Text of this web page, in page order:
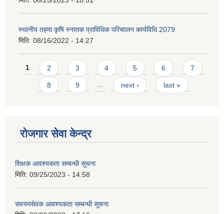
स्थानीय तहमा कृषि स्नातक प्राविधिक परिचालन कार्यविधि 2079
मिति: 08/16/2022 - 14:27
Pages
1 2 3 4 5 6 7
8 9 … next › last »
रोजगार सेवा केन्द्र
शिक्षक आवश्यकता सम्बन्धी सूचना
मिति: 09/25/2023 - 14:58
सवयमसेवक आवश्यकता सम्बन्धी सूचना